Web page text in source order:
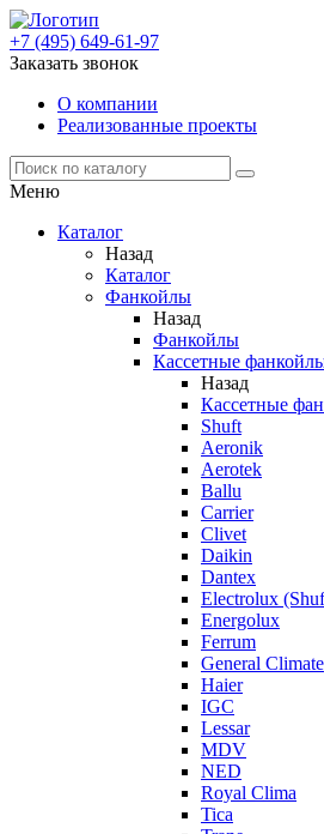
+7 (495) 649-61-97
Заказать звонок
О компании
Реализованные проекты
Меню
Каталог
Назад
Каталог
Фанкойлы
Назад
Фанкойлы
Кассетные
Назад
Кассетные
Shuft
Aeronik
Aerotek
Ballu
Carrier
Clivet
Daikin
Dantex
Electrolux
Energolux
Ferrum
General Climate
Haier
IGC
Lessar
MDV
NED
Royal Clima
Tica